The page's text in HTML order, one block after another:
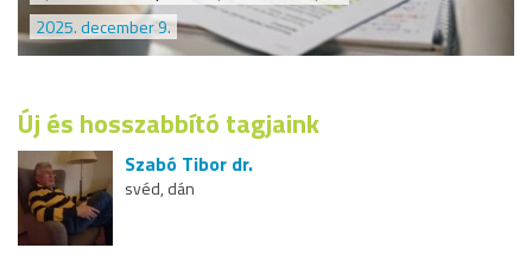
2025. december 9.
Új és hosszabbító tagjaink
Szabó Tibor dr.
svéd, dán